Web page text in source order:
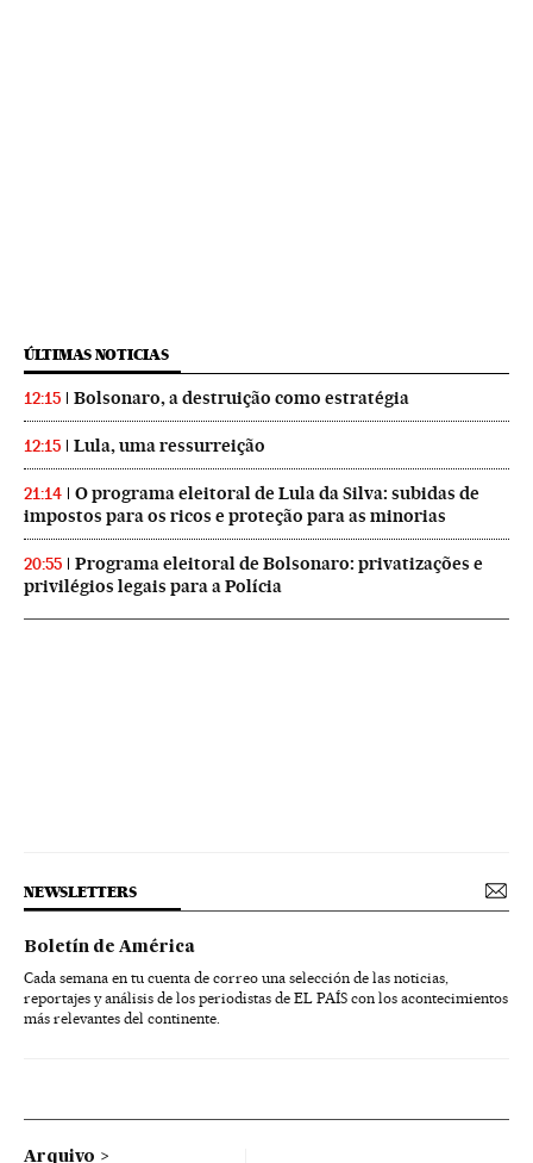
ÚLTIMAS NOTICIAS
12:15 Bolsonaro, a destruição como estratégia
12:15 Lula, uma ressurreição
21:14
O programa eleitoral de Lula da Silva: subidas de
impostos para os ricos e proteção para as minorias
20:55
Programa eleitoral de Bolsonaro: privatizações e
privilégios legais para a Polícia
NEWSLETTERS
Boletín de América
Cada semana en tu cuenta de correo una selección de las noticias,
reportajes y análisis de los periodistas de EL PAÍS con los acontecimientos
más relevantes del continente.
Arquivo